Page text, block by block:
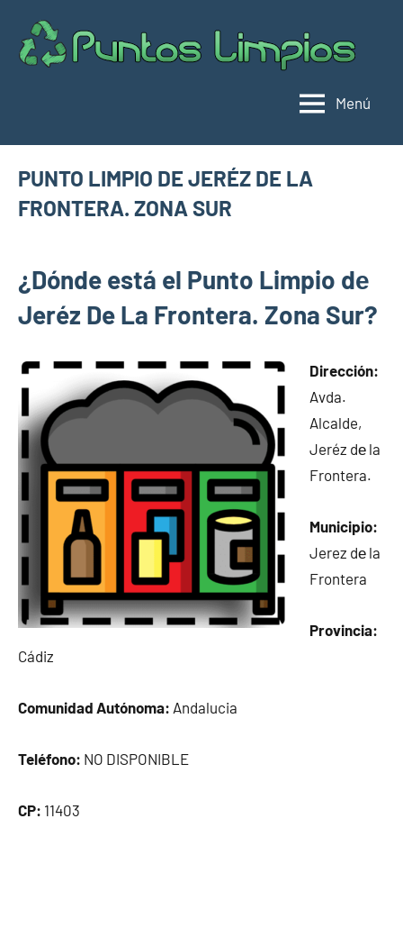
contenido
Menú
PUNTO LIMPIO DE JERÉZ DE LA
FRONTERA. ZONA SUR
limpios en
municipios
de Cádiz
14,
2024
¿Dónde está el Punto Limpio dе
Jeréz De La Frontera. Zona Sur?
Dirección:
Avda.
Alcalde,
Jeréz dе la
Frontera.
Municipio:
Jerez dе la
Frontera
Provincia:
Cádiz
Comunidad Autónoma: Andalucia
Teléfono: NO DISPONIBLE
CP: 11403